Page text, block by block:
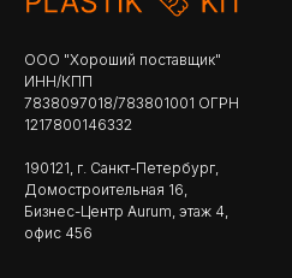
ООО "Хороший поставщик"
ИНН/КПП
7838097018/783801001 ОГРН
1217800146332
190121, г. Санкт-Петербург,
Домостроительная 16,
Бизнес-Центр Aurum, этаж 4,
офис 456